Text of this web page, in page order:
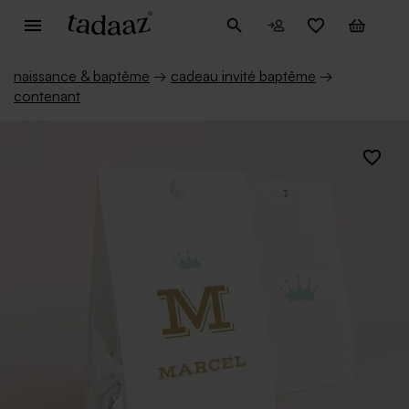
naissance & baptême → cadeau invité baptême →
contenant